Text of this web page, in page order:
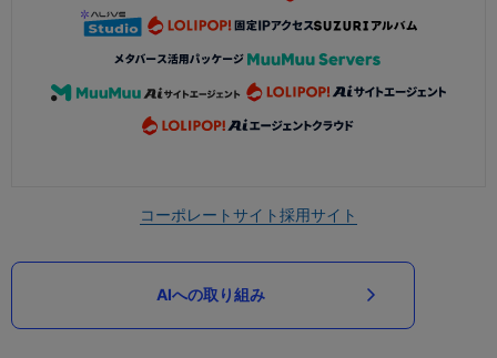
コーポレートサイト採用サイト
AIへの取り組み